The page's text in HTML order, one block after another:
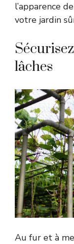
l’apparence
votre jardin
lâches
Au fur et à